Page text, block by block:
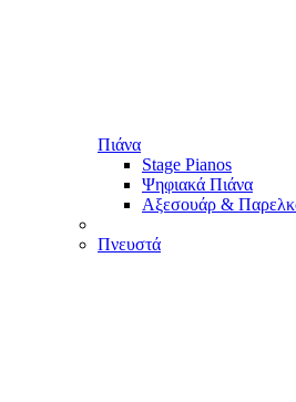
Πιάνα
Stage Pianos
Ψηφιακά Πιάνα
Αξεσουάρ &
Πνευστά